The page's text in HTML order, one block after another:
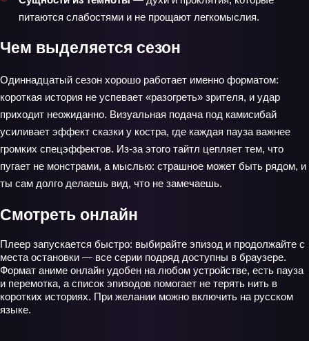
питаются слабостями и не прощают легкомыслия.
Чем выделяется сезон
Одиннадцатый сезон хорошо работает именно форматом:
короткая история не успевает «разогреть» зрителя, и удар
приходит неожиданно. Визуальная подача под камисибай
усиливает эффект сказки у костра, где каждая пауза важнее
громких спецэффектов. Из-за этого тайтл цепляет тем, что
пугает не монстрами, а мыслью: страшное может быть рядом, и
ты сам долго делаешь вид, что не замечаешь.
Смотреть онлайн
Плеер запускается быстро: выбирайте эпизод и продолжайте с
места остановки — все серии подряд доступны в браузере.
Формат аниме онлайн удобен на любом устройстве, есть пауза
и перемотка, а список эпизодов помогает не терять нить в
коротких историях. При желании можно включить на русском
языке.